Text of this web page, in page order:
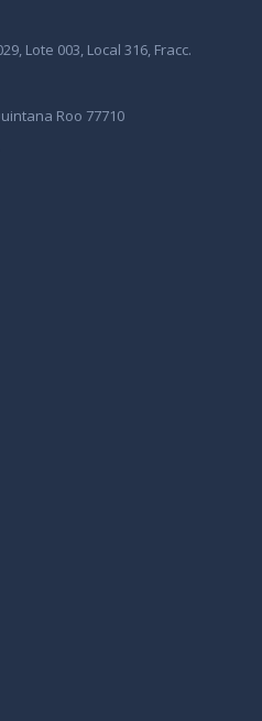
Lote 003, Local 316, Fracc.
Roo 77710